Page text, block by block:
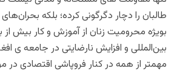
طالبان را دچار دگرگونی کرده؛ بلکه
بویژه محرومیت زنان از آموزش و کار بیش
بین‌المللی و افزایش نارضایتی در جامعه ی
مهمتر از همه در کنار فروپاشی اقتصادی